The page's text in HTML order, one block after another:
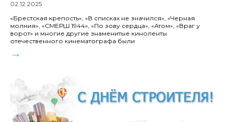
02.12.2025
«Брестская крепость», «В списках не значился», «Черная
молния», «СМЕРШ 1944», «По зову сердца», «Атом», «Враг у
ворот» и многие другие знаменитые киноленты
отечественного кинематографа были
→